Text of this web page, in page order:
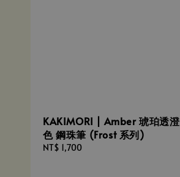
KAKIMORI | Amber 琥珀透澄
色 鋼珠筆 (Frost 系列)
Regular
NT$ 1,700